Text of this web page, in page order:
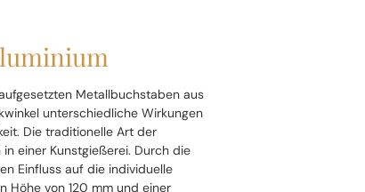
Metallbuchstaben aus
unterschiedliche Wirkungen
Die traditionelle Art der
einer Kunstgießerei. Durch die
Einfluss auf die individuelle
Höhe von 120 mm und einer